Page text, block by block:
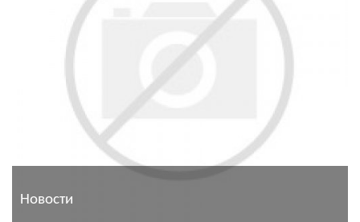
Новости